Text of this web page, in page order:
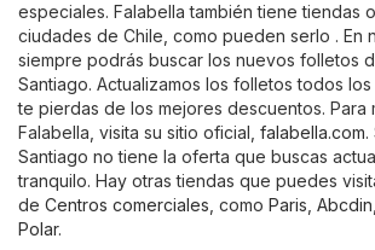
especiales. Falabella también tiene tiendas
ciudades de Chile, como pueden serlo . En
siempre podrás buscar los nuevos folletos
Santiago. Actualizamos los folletos todos
te pierdas de los mejores descuentos. Para
Falabella, visita su sitio oficial, falabella.com.
Santiago no tiene la oferta que buscas
tranquilo. Hay otras tiendas que puedes
de Centros comerciales , como Paris Abcdin
Polar.